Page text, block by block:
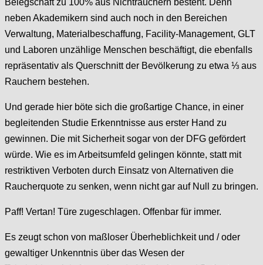
Belegschaft zu 100% aus Nichtrauchern besteht. Denn
neben Akademikern sind auch noch in den Bereichen
Verwaltung, Materialbeschaffung, Facility-Management, GLT
und Laboren unzählige Menschen beschäftigt, die ebenfalls
repräsentativ als Querschnitt der Bevölkerung zu etwa ⅓ aus
Rauchern bestehen.
Und gerade hier böte sich die großartige Chance, in einer
begleitenden Studie Erkenntnisse aus erster Hand zu
gewinnen. Die mit Sicherheit sogar von der DFG gefördert
würde. Wie es im Arbeitsumfeld gelingen könnte, statt mit
restriktiven Verboten durch Einsatz von Alternativen die
Raucherquote zu senken, wenn nicht gar auf Null zu bringen.
Paff! Vertan! Türe zugeschlagen. Offenbar für immer.
Es zeugt schon von maßloser Überheblichkeit und / oder
gewaltiger Unkenntnis über das Wesen der